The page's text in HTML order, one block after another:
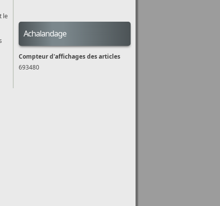
le
Achalandage
Compteur d'affichages des articles
693480